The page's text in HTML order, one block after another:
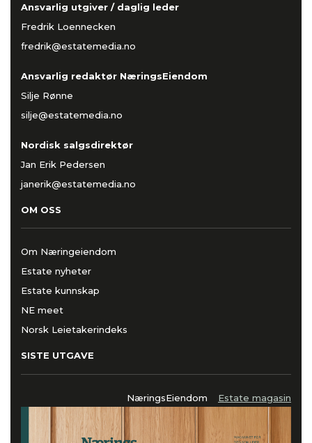
Ansvarlig utgiver / daglig leder
Fredrik Loennecken
fredrik@estatemedia.no
Ansvarlig redaktør NæringsEiendom
Silje Rønne
silje@estatemedia.no
Nordisk salgsdirektør
Jan Erik Pedersen
janerik@estatemedia.no
OM OSS
Om Næringeiendom
Estate nyheter
Estate kunnskap
NE meet
Norsk Leietakerindeks
SISTE UTGAVE
NæringsEiendom Estate magasin